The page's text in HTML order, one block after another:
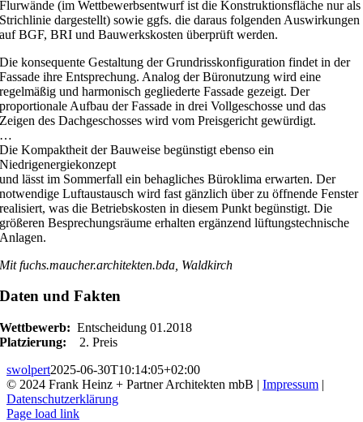
Flurwände (im Wettbewerbsentwurf ist die Konstruktionsfläche nur als
Strichlinie dargestellt) sowie ggfs. die daraus folgenden Auswirkungen
auf BGF, BRI und Bauwerkskosten überprüft werden.
Die konsequente Gestaltung der Grundrisskonfiguration findet in der
Fassade ihre Entsprechung. Analog der Büronutzung wird eine
regelmäßig und harmonisch gegliederte Fassade gezeigt. Der
proportionale Aufbau der Fassade in drei Vollgeschosse und das
Zeigen des Dachgeschosses wird vom Preisgericht gewürdigt.
…
Die Kompaktheit der Bauweise begünstigt ebenso ein
Niedrigenergiekonzept
und lässt im Sommerfall ein behagliches Büroklima erwarten. Der
notwendige Luftaustausch wird fast gänzlich über zu öffnende Fenster
realisiert, was die Betriebskosten in diesem Punkt begünstigt. Die
größeren Besprechungsräume erhalten ergänzend lüftungstechnische
Anlagen.
Mit fuchs.maucher.architekten.bda, Waldkirch
Daten und Fakten
Wettbewerb: Entscheidung 01.2018
Platzierung: 2. Preis
swolpert2025-06-30T10:14:05+02:00
© 2024 Frank Heinz + Partner Architekten mbB | Impressum |
Datenschutzerklärung
Instagram
Page load link